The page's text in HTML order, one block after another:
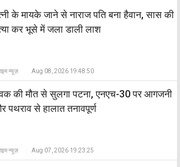
के मायके जाने से नाराज पति बना हैवान, सास की
कर भूसे में जला डाली लाश
न्यूज़ Aug 08, 2026 19:48:50
की मौत से सुलगा पटना, एनएच-30 पर आगजनी
पथराव से हालात तनावपूर्ण
न्यूज़ Aug 07, 2026 19:23:25